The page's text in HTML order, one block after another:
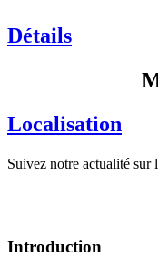
Détails
Localisation
Suivez notre actualité sur
Introduction